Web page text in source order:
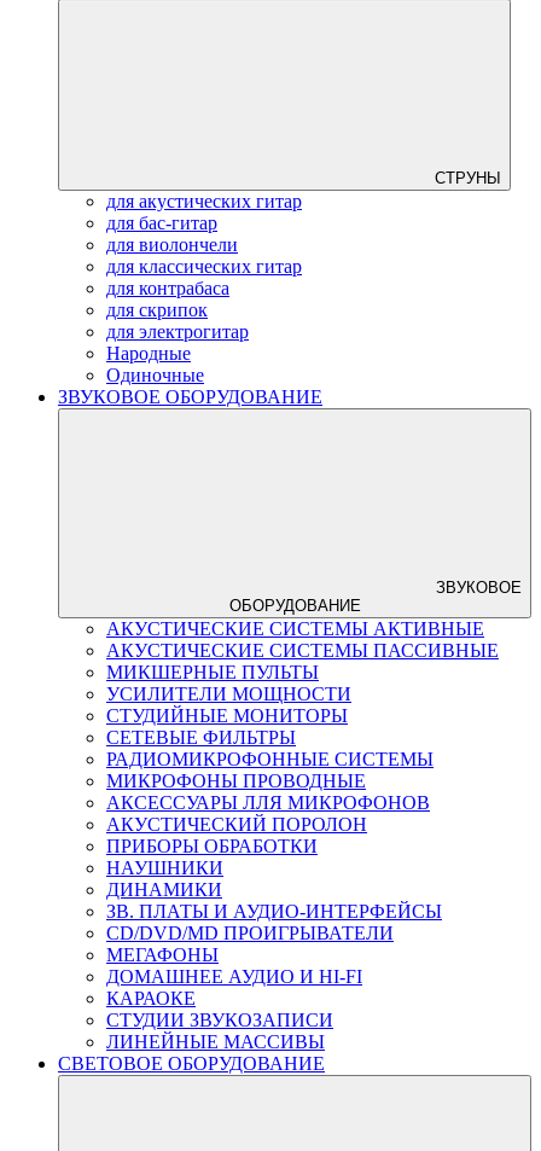
СТРУНЫ
для акустических гитар
для бас-гитар
для виолончели
для классических гитар
для контрабаса
для скрипок
для электрогитар
Народные
Одиночные
ЗВУКОВОЕ ОБОРУДОВАНИЕ
ЗВУКОВОЕ
ОБОРУДОВАНИЕ
АКУСТИЧЕСКИЕ СИСТЕМЫ АКТИВНЫЕ
АКУСТИЧЕСКИЕ СИСТЕМЫ ПАССИВНЫЕ
МИКШЕРНЫЕ ПУЛЬТЫ
УСИЛИТЕЛИ МОЩНОСТИ
СТУДИЙНЫЕ МОНИТОРЫ
СЕТЕВЫЕ ФИЛЬТРЫ
РАДИОМИКРОФОННЫЕ СИСТЕМЫ
МИКРОФОНЫ ПРОВОДНЫЕ
АКСЕССУАРЫ ЛЛЯ МИКРОФОНОВ
АКУСТИЧЕСКИЙ ПОРОЛОН
ПРИБОРЫ ОБРАБОТКИ
НАУШНИКИ
ДИНАМИКИ
ЗВ. ПЛАТЫ И АУДИО-ИНТЕРФЕЙСЫ
CD/DVD/MD ПРОИГРЫВАТЕЛИ
МЕГАФОНЫ
ДОМАШНЕЕ АУДИО И HI-FI
КАРАОКЕ
СТУДИИ ЗВУКОЗАПИСИ
ЛИНЕЙНЫЕ МАССИВЫ
СВЕТОВОЕ ОБОРУДОВАНИЕ